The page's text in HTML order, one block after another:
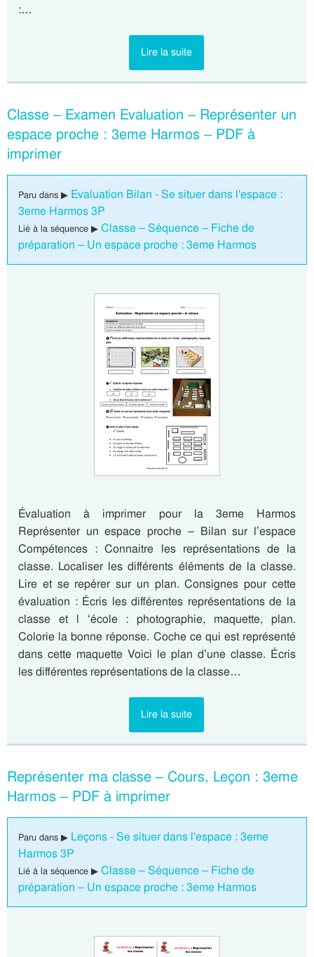
:…
Lire la suite
Classe – Examen Evaluation – Représenter un
espace proche : 3eme Harmos – PDF à
imprimer
Paru dans ▶ Evaluation Bilan - Se situer dans l'espace :
3eme Harmos 3P
Lié à la séquence ▶ Classe – Séquence – Fiche de
préparation – Un espace proche : 3eme Harmos
Évaluation à imprimer pour la 3eme Harmos
Représenter un espace proche – Bilan sur l’espace
Compétences : Connaitre les représentations de la
classe. Localiser les différents éléments de la classe.
Lire et se repérer sur un plan. Consignes pour cette
évaluation : Écris les différentes représentations de la
classe et l ‘école : photographie, maquette, plan.
Colorie la bonne réponse. Coche ce qui est représenté
dans cette maquette Voici le plan d’une classe. Écris
les différentes représentations de la classe…
Lire la suite
Représenter ma classe – Cours, Leçon : 3eme
Harmos – PDF à imprimer
Paru dans ▶ Leçons - Se situer dans l'espace : 3eme
Harmos 3P
Lié à la séquence ▶ Classe – Séquence – Fiche de
préparation – Un espace proche : 3eme Harmos